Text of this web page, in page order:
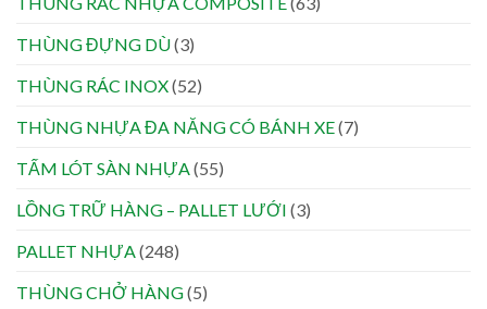
THÙNG ĐỰNG DÙ(3)
THÙNG RÁC INOX(52)
THÙNG NHỰA ĐA NĂNG CÓ BÁNH XE(7)
TẤM LÓT SÀN NHỰA (55)
LỒNG TRỮ HÀNG – PALLET LƯỚI (3)
PALLET NHỰA (248)
THÙNG CHỞ HÀNG(5)